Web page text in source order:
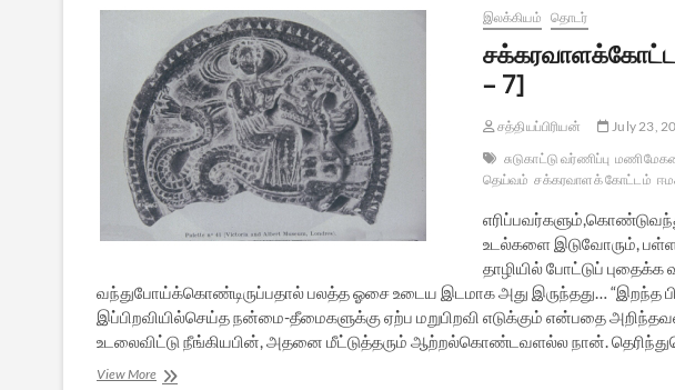
இலக்கியம் தொடர்
– 7]
சத்தியப்பிரியன்
July 23,
சுடுகாட்டு வர்ணிப்பு
தெய்வம் சக்கரவாளக் கோட்டம்
உடல்களை இடுவோரும்,
தாழியில் போட்டுப் புதைக்க
வந்துபோய்க்கொண்டிருப்பதால் பலத்த ஓசை உடைய இடமாக அது இருந்தது… “இறந்த
இப்பிறவியில்செய்த நன்மை-தீமைகளுக்கு ஏற்ப மறுபிறவி எடுக்கும் என்பதை
உடலைவிட்டு நீங்கியபின், அதனை மீட்டுத்தரும் ஆற்றல்கொண்டவளல்ல நான்.
View Moreசக்கரவாளக்கோட்டம்